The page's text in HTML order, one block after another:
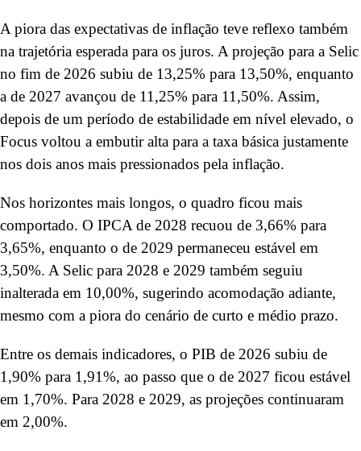
A piora das expectativas de inflação teve reflexo também
na trajetória esperada para os juros. A projeção para a Selic
no fim de 2026 subiu de 13,25% para 13,50%, enquanto
a de 2027 avançou de 11,25% para 11,50%. Assim,
depois de um período de estabilidade em nível elevado, o
Focus voltou a embutir alta para a taxa básica justamente
nos dois anos mais pressionados pela inflação.
Nos horizontes mais longos, o quadro ficou mais
comportado. O IPCA de 2028 recuou de 3,66% para
3,65%, enquanto o de 2029 permaneceu estável em
3,50%. A Selic para 2028 e 2029 também seguiu
inalterada em 10,00%, sugerindo acomodação adiante,
mesmo com a piora do cenário de curto e médio prazo.
Entre os demais indicadores, o PIB de 2026 subiu de
1,90% para 1,91%, ao passo que o de 2027 ficou estável
em 1,70%. Para 2028 e 2029, as projeções continuaram
em 2,00%.